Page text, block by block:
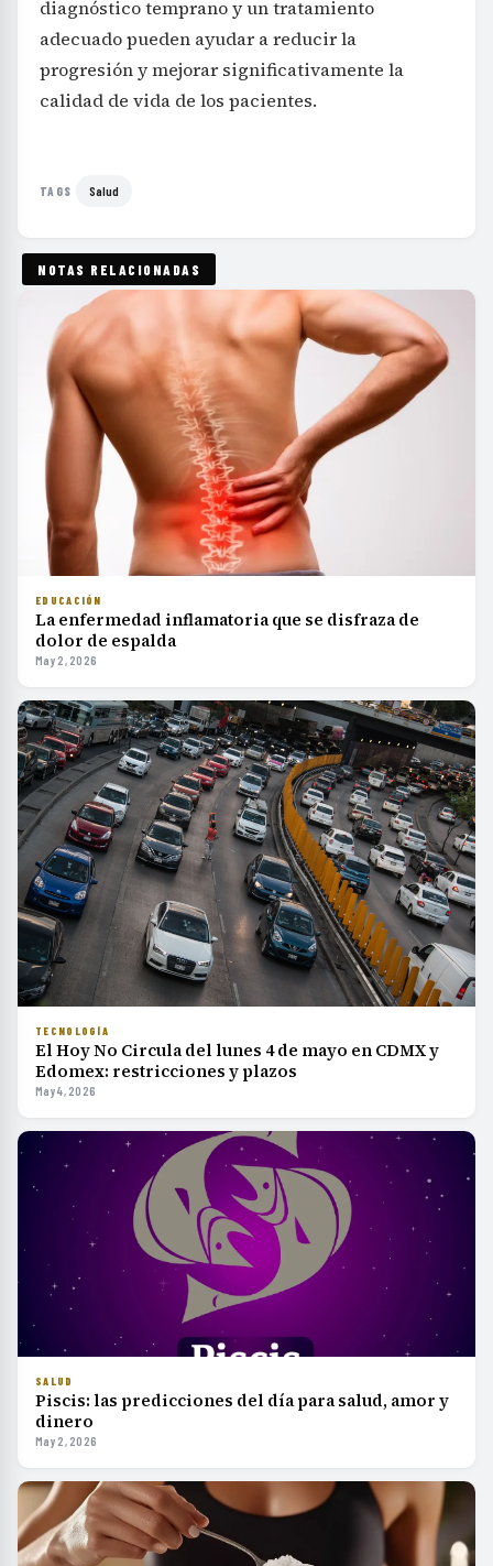
diagnóstico temprano y un tratamiento
adecuado pueden ayudar a reducir la
progresión y mejorar significativamente la
calidad de vida de los pacientes.
TAGS Salud
NOTAS RELACIONADAS
EDUCACIÓN
La enfermedad inflamatoria que se disfraza de
dolor de espalda
May 2, 2026
TECNOLOGÍA
El Hoy No Circula del lunes 4 de mayo en CDMX y
Edomex: restricciones y plazos
May 4, 2026
SALUD
Piscis: las predicciones del día para salud, amor y
dinero
May 2, 2026